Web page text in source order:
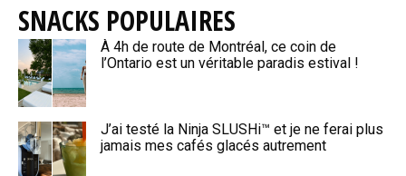
SNACKS POPULAIRES
À 4h de route de Montréal, ce coin de
l’Ontario est un véritable paradis estival !
J’ai testé la Ninja SLUSHi™ et je ne ferai plus
jamais mes cafés glacés autrement